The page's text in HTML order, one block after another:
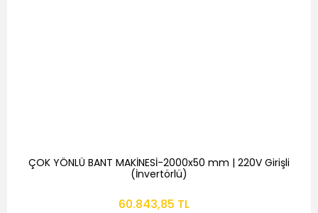
ÇOK YÖNLÜ BANT MAKİNESİ-2000x50 mm | 220V Girişli
(İnvertörlü)
60.843,85 TL